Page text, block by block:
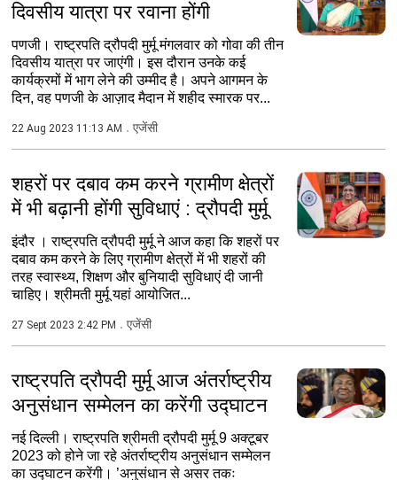
दिवसीय यात्रा पर रवाना होंगी
पणजी। राष्ट्रपति द्रौपदी मुर्मू मंगलवार को गोवा की तीन
दिवसीय यात्रा पर जाएंगी। इस दौरान उनके कई
कार्यक्रमों में भाग लेने की उम्मीद है। अपने आगमन के
दिन, वह पणजी के आज़ाद मैदान में शहीद स्मारक पर...
22 Aug 2023 11:13 AM एजेंसी
शहरों पर दबाव कम करने ग्रामीण क्षेत्रों
में भी बढ़ानी होंगी सुविधाएं : द्रौपदी मुर्मू
इंदौर । राष्ट्रपति द्रौपदी मुर्मू ने आज कहा कि शहरों पर
दबाव कम करने के लिए ग्रामीण क्षेत्रों में भी शहरों की
तरह स्वास्थ्य, शिक्षण और बुनियादी सुविधाएं दी जानी
चाहिए। श्रीमती मुर्मू यहां आयोजित...
27 Sept 2023 2:42 PM एजेंसी
राष्ट्रपति द्रौपदी मुर्मू आज अंतर्राष्ट्रीय
अनुसंधान सम्मेलन का करेंगी उद्घाटन
नई दिल्ली। राष्ट्रपति श्रीमती द्रौपदी मुर्मू 9 अक्टूबर
2023 को होने जा रहे अंतर्राष्ट्रीय अनुसंधान सम्मेलन
का उद्घाटन करेंगी। ’अनुसंधान से असर तकः